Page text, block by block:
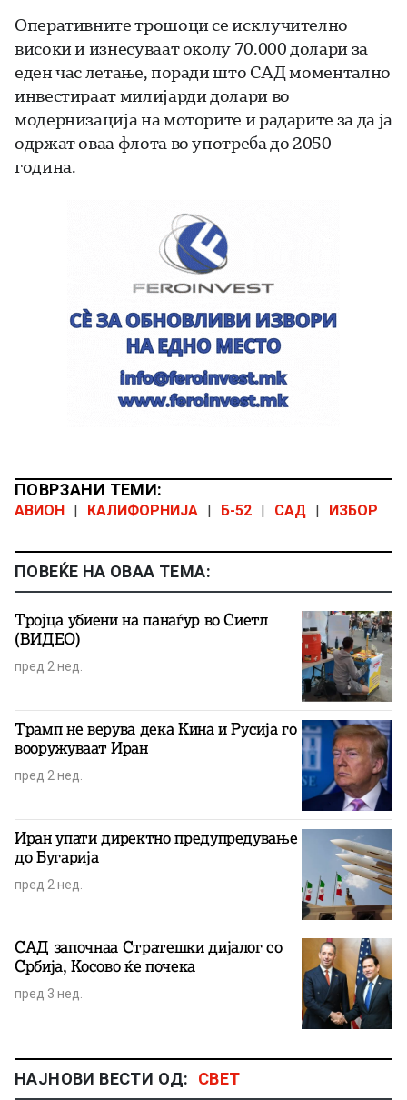
Оперативните трошоци се исклучително
високи и изнесуваат околу 70.000 долари за
еден час летање, поради што САД моментално
инвестираат милијарди долари во
модернизација на моторите и радарите за да ја
одржат оваа флота во употреба до 2050
година.
ПОВРЗАНИ ТЕМИ:
АВИОН КАЛИФОРНИЈА Б-52 САД ИЗБОР
ПОВЕЌЕ НА ОВАА ТЕМА:
Тројца убиени на панаѓур во Сиетл
(ВИДЕО)
пред 2 нед.
Трамп не верува дека Кина и Русија го
вооружуваат Иран
пред 2 нед.
Иран упати директно предупредување
до Бугарија
пред 2 нед.
САД започнаа Стратешки дијалог со
Србија, Косово ќе почека
пред 3 нед.
НАЈНОВИ ВЕСТИ ОД: СВЕТ